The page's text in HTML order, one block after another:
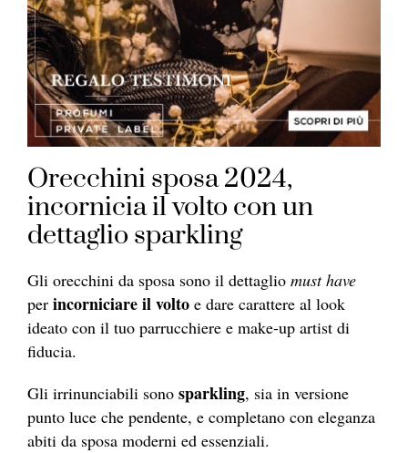
Orecchini sposa 2024,
incornicia il volto con un
dettaglio sparkling
Gli orecchini da sposa sono il dettaglio must have
per incorniciare il volto e dare carattere al look
ideato con il tuo parrucchiere e make-up artist di
fiducia.
Gli irrinunciabili sono sparkling, sia in versione
punto luce che pendente, e completano con eleganza
abiti da sposa moderni ed essenziali.